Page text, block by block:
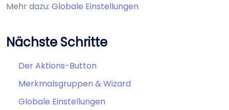
Mehr dazu: Globale Einstellungen
Nächste Schritte
Der Aktions-Button
Merkmalsgruppen & Wizard
Globale Einstellungen